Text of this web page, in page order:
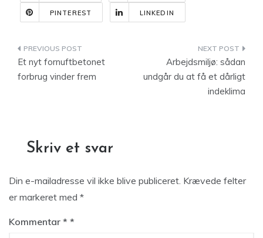
PINTEREST LINKEDIN
Indlægsnavigation
Et nyt fornuftbetonet
forbrug vinder frem
Arbejdsmiljø: sådan
undgår du at få et dårligt
indeklima
Skriv et svar
Din e-mailadresse vil ikke blive publiceret. Krævede felter
er markeret med *
Kommentar *